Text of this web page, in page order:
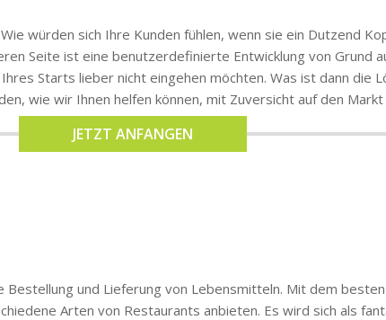
würden sich Ihre Kunden fühlen, wenn sie ein Dutzend
Seite ist eine benutzerdefinierte Entwicklung von Grund
Starts lieber nicht eingehen möchten. Was ist dann die
wie wir Ihnen helfen können, mit Zuversicht auf den Markt
JETZT ANFANGEN
und Lieferung von Lebensmitteln. Mit dem
Arten von Restaurants anbieten. Es wird sich als